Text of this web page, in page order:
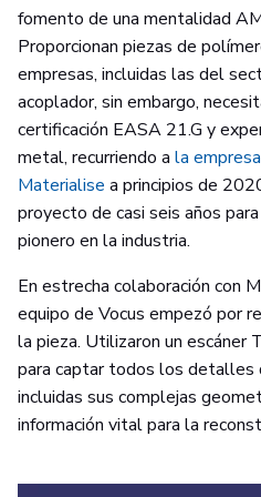
fomento de una mentalidad
Proporcionan piezas de
empresas, incluidas las del
acoplador, sin embargo,
certificación EASA 21.G y
metal, recurriendo a la
Materialise a principios de
proyecto de casi seis años
pionero en la industria.
En estrecha colaboración con
equipo de Vocus empezó por
la pieza. Utilizaron un escáner
para captar todos los detalles
incluidas sus complejas
información vital para la